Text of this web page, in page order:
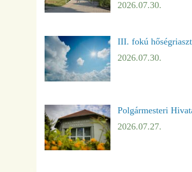
2026.07.30.
III. fokú
2026.07.30.
Polgármesteri
2026.07.27.